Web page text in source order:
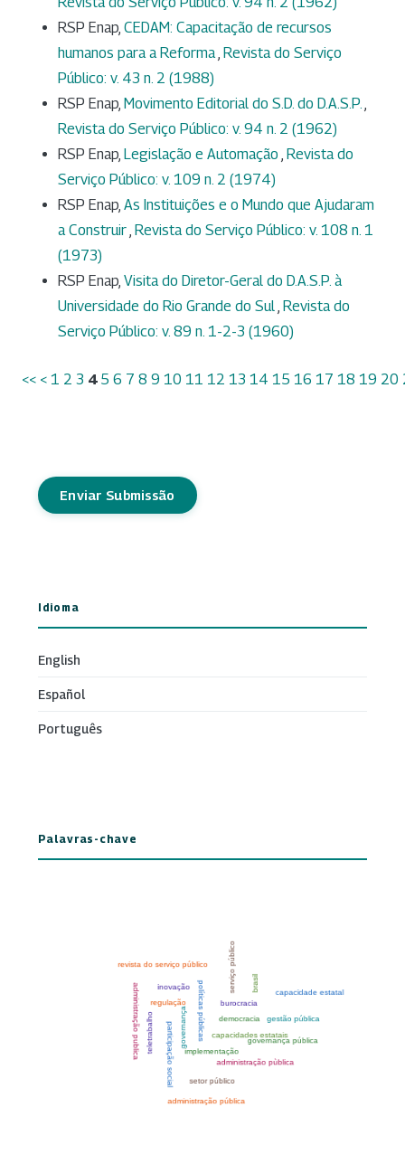
RSP Enap, CEDAM: Capacitação de recursos
humanos para a Reforma Revista do Serviço
Público: v. 43 n. 2 (1988)
RSP Enap, Movimento Editorial do S.D. do D.A.S.P.
Revista do Serviço Público: v. 94 n. 2 (1962)
RSP Enap, Legislação e Automação Revista do
Serviço Público: v. 109 n. 2 (1974)
RSP Enap, As Instituições e o Mundo que Ajudaram
a Construir Revista do Serviço Público: v. 108 n. 1
(1973)
RSP Enap, Visita do Diretor-Geral do D.A.S.P. à
Universidade do Rio Grande do Sul Revista do
Serviço Público: v. 89 n. 1-2-3 (1960)
<< < 1 2 3 4 5 6 7 8 9 10 11 12 13 14 15 16 17 18 19 20
Enviar Submissão
Idioma
English
Español
Português
Palavras-chave